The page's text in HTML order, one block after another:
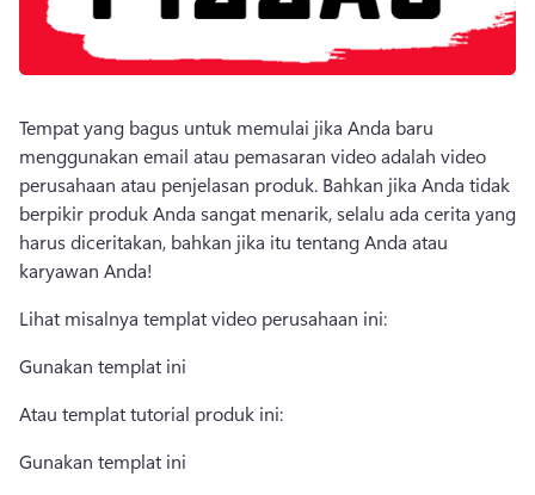
Tempat yang bagus untuk memulai jika Anda baru
menggunakan email atau pemasaran video adalah video
perusahaan atau penjelasan produk. Bahkan jika Anda tidak
berpikir produk Anda sangat menarik, selalu ada cerita yang
harus diceritakan, bahkan jika itu tentang Anda atau
karyawan Anda!
Lihat misalnya templat video perusahaan ini:
Gunakan templat ini
Atau templat tutorial produk ini:
Gunakan templat ini